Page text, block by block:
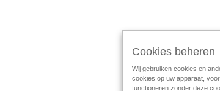
Laat beoordeling zien1-1
Follow Mary Kay:
Cookies beheren
Wij gebruiken cookies en
cookies op uw apparaat,
functioneren zonder deze